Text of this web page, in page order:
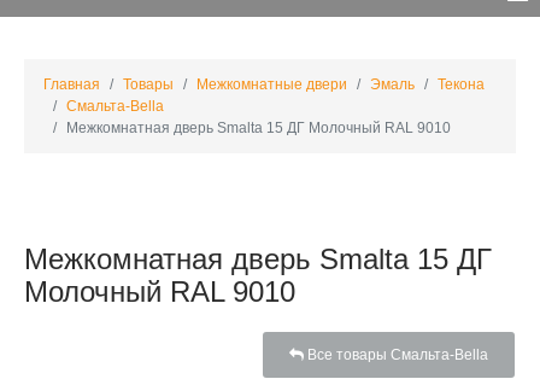
Главная Товары Межкомнатные двери Эмаль
Текона
Смальта-Bella
Межкомнатная дверь Smalta 15 ДГ Молочный RAL 9010
Межкомнатная дверь Smalta 15 ДГ
Молочный RAL 9010
Все товары Смальта-Bella